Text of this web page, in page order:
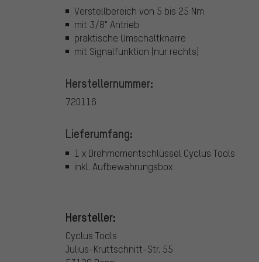
Verstellbereich von 5 bis 25 Nm
mit 3/8" Antrieb
praktische Umschaltknarre
mit Signalfunktion (nur rechts)
Herstellernummer:
720116
Lieferumfang:
1 x Drehmomentschlüssel Cyclus Tools
inkl. Aufbewahrungsbox
Hersteller:
Cyclus Tools
Julius-Kruttschnitt-Str. 55